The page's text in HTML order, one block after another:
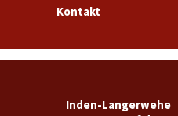
Kontakt
Inden-